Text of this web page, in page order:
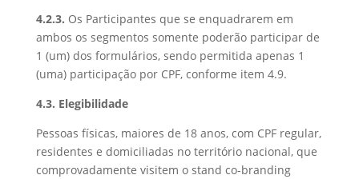
4.2.3. Os Participantes que se enquadrarem em
ambos os segmentos somente poderão participar de
1 (um) dos formulários, sendo permitida apenas 1
(uma) participação por CPF, conforme item 4.9.
4.3. Elegibilidade
Pessoas físicas, maiores de 18 anos, com CPF regular,
residentes e domiciliadas no território nacional, que
comprovadamente visitem o stand co-branding